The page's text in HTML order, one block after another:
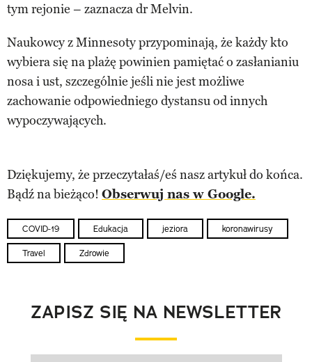
tym rejonie – zaznacza dr Melvin.
Naukowcy z Minnesoty przypominają, że każdy kto
wybiera się na plażę powinien pamiętać o zasłanianiu
nosa i ust, szczególnie jeśli nie jest możliwe
zachowanie odpowiedniego dystansu od innych
wypoczywających.
Dziękujemy, że przeczytałaś/eś nasz artykuł do końca.
Bądź na bieżąco! Obserwuj nas w Google.
COVID-19 Edukacja jeziora koronawirusy
Travel Zdrowie
ZAPISZ SIĘ NA NEWSLETTER